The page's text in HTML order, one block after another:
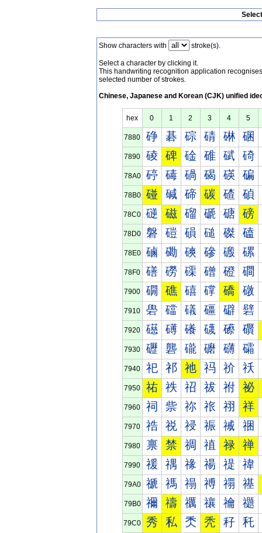
Show characters with stroke(s).
Select a character by clicking it.
This handwriting recognition application
selected number of strokes.
Chinese, Japanese and Korean (CJK) unified
hex 0 1 2 3 4 5
7880 碀 碁 碂 碃 碄 碅
7890 碐 碑 碒 碓 碔 碕
78A0 碠 碡 碢 碣 碤 碥
78B0 碰 碱 碲 碳 碴 碵
78C0 磀 磁 磂 磃 磄 磅
78D0 磐 磑 磒 磓 磔 磕
78E0 磠 磡 磢 磣 磤 磥
78F0 磰 磱 磲 磳 磴 磵
7900 礀 礁 礂 礃 礄 礅
7910 礐 礑 礒 礓 礔 礕
7920 礠 礡 礢 礣 礤 礥
7930 礰 礱 礲 礳 礴 礵
7940 祀 祁 祂 祃 祄 祅
7950 祐 祑 祒 祓 祔 祕
7960 祠 祡 祢 祣 祤 祥
7970 祰 祱 祲 祳 祴 祵
7980 禀 禁 禂 禃 禄 禅
7990 禐 禑 禒 禓 禔 禕
79A0 禠 禡 禢 禣 禤 禥
79B0 禰 禱 禲 禳 禴 禵
79C0 秀 私 秂 秃 秄 秅